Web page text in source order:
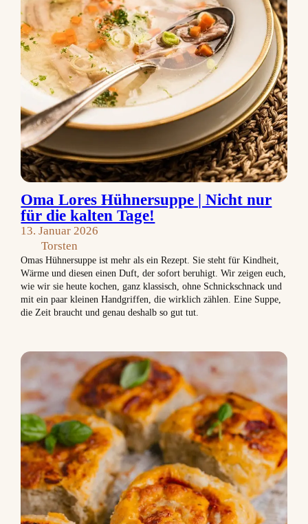
Oma Lores Hühnersuppe | Nicht nur
für die kalten Tage!
13. Januar 2026
Torsten
Omas Hühnersuppe ist mehr als ein Rezept. Sie steht für Kindheit,
Wärme und diesen einen Duft, der sofort beruhigt. Wir zeigen euch,
wie wir sie heute kochen, ganz klassisch, ohne Schnickschnack und
mit ein paar kleinen Handgriffen, die wirklich zählen. Eine Suppe,
die Zeit braucht und genau deshalb so gut tut.